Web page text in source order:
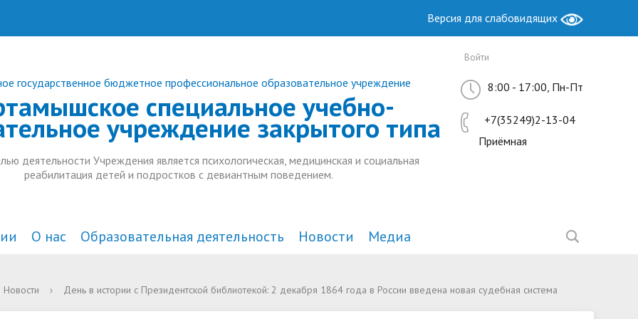
Версия для слабовидящих
государственное бюджетное профессиональное образовательное учреждение
специальное учебно-
учреждение закрытого типа
деятельности Учреждения является психологическая, медицинская и социальная
реабилитация детей и подростков с девиантным поведением.
Войти
8:00 - 17:00, Пн-Пт
+7(35249)2-13-04
Приёмная
и органы управления
организацией
Документы
Образование
О нас
коррупции В СМИ Антимонопольный комплаенс
Образовательная деятельность
Анонсы
Методическая работа
Новости Медиа
Новости › День в истории с Президентской библиотекой: 2 декабря 1864 года в России введена новая судебная система